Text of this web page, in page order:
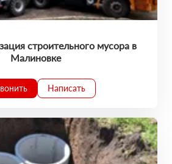
строительного мусора в
Малиновке
Написать